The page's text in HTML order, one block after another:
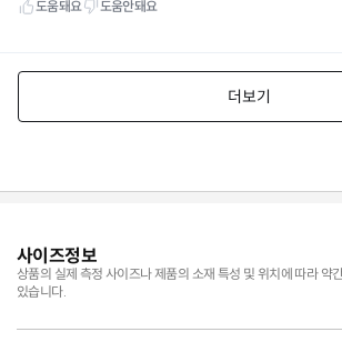
사이즈정보
상품의 실제 측정 사이즈나 제품의 소재 특성 및 위치에 따라 약
있습니다.